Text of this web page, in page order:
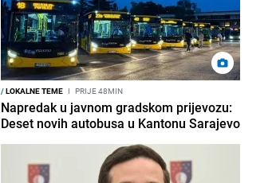
/LOKALNE TEME I PRIJE 48MIN
Napredak u javnom gradskom prijevozu:
Deset novih autobusa u Kantonu Sarajevo